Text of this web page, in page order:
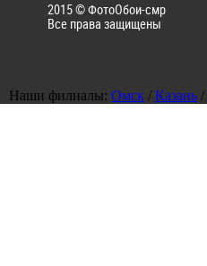
2015 ©ФотоОбои-смр
Все права защищены
Наши филиалы: Омск / Казань /